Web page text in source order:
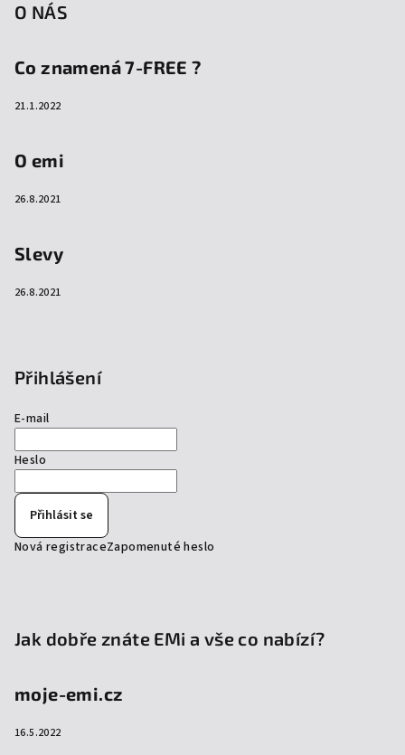
O NÁS
Co znamená 7-FREE ?
21.1.2022
O emi
26.8.2021
Slevy
26.8.2021
Přihlášení
E-mail
Heslo
Přihlásit se
Nová registraceZapomenuté heslo
Jak dobře znáte EMi a vše co nabízí?
moje-emi.cz
16.5.2022